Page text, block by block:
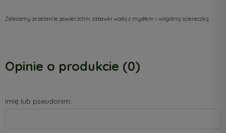
Zalecamy przetarcie powierzchni zabawki wodą z mydłem i wilgotną ściereczką.
Opinie o produkcie (0)
Imię lub pseudonim: